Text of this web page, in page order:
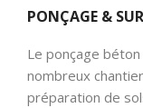
PONÇAGE &
Le ponçage
nombreux
préparation de